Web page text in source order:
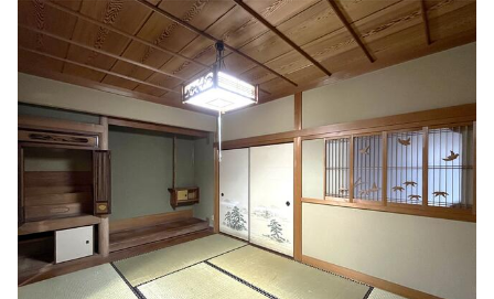
あせい歯科
住所:
兵庫県丹波市氷上町市辺２０８−５ マップで見る
前田クリニック
兵庫県丹波市柏原町母坪３５３−１
前田クリニック 通所リハビリテーション（短時間型デイケ
ア）
住所:
兵庫県丹波市柏原町母坪３５６−１ マップで見る